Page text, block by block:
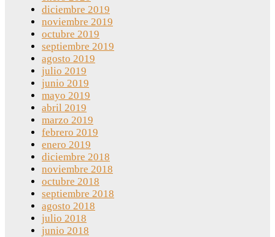
diciembre 2019
noviembre 2019
octubre 2019
septiembre 2019
agosto 2019
julio 2019
junio 2019
mayo 2019
abril 2019
marzo 2019
febrero 2019
enero 2019
diciembre 2018
noviembre 2018
octubre 2018
septiembre 2018
agosto 2018
julio 2018
junio 2018